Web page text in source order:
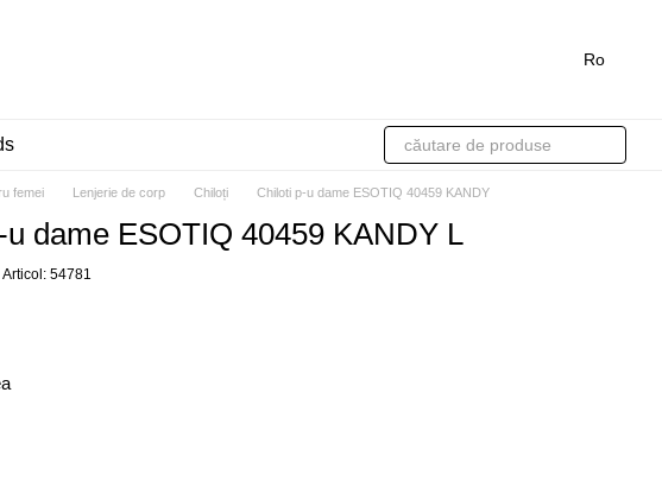
Ro
femei Lenjerie de corp Chiloți Chiloti p-u dame ESOTIQ 40459 KANDY
dame ESOTIQ 40459 KANDY L
Articol: 54781